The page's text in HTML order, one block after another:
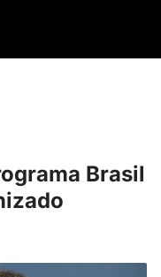
Brasil